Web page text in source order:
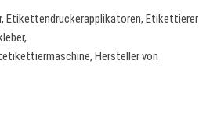
Etikettierer
Hersteller von